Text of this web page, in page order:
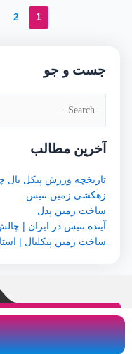
1
2
جست و جو
جستجو
برای:
آخرین مطالب
تاریخچه ورزش پیکل
زهکشی زمین تنیس
ساخت زمین پدل
آینده تنیس در ایران |
ساخت زمین پیکلبال |